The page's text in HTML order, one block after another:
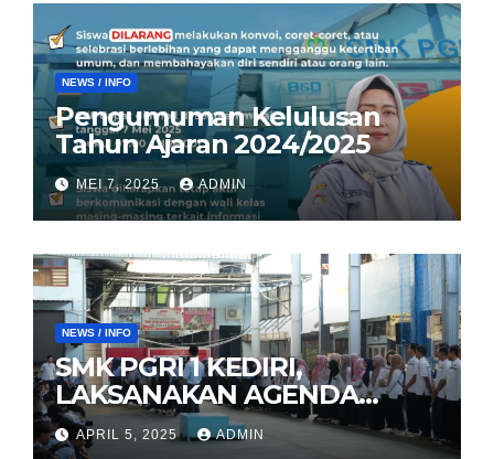
NEWS / INFO
Pengumuman Kelulusan
Tahun Ajaran 2024/2025
MEI 7, 2025 ADMIN
NEWS / INFO
SMK PGRI 1 KEDIRI,
LAKSANAKAN AGENDA
HALAL BIHALAL
APRIL 5, 2025 ADMIN